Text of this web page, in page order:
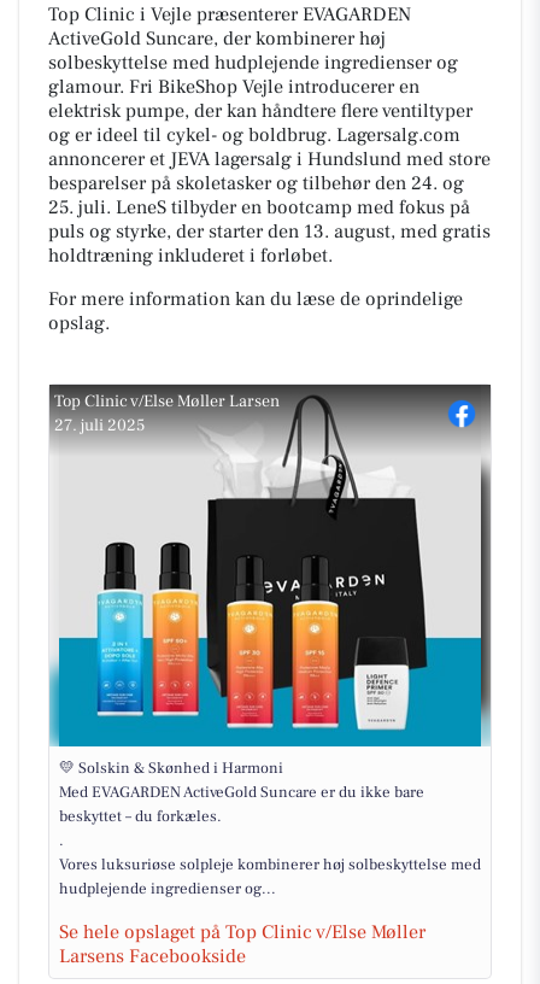
Top Clinic i Vejle præsenterer EVAGARDEN
ActiveGold Suncare, der kombinerer høj
solbeskyttelse med hudplejende ingredienser og
glamour. Fri BikeShop Vejle introducerer en
elektrisk pumpe, der kan håndtere flere ventiltyper
og er ideel til cykel- og boldbrug. Lagersalg.com
annoncerer et JEVA lagersalg i Hundslund med store
besparelser på skoletasker og tilbehør den 24. og
25. juli. LeneS tilbyder en bootcamp med fokus på
puls og styrke, der starter den 13. august, med gratis
holdtræning inkluderet i forløbet.
For mere information kan du læse de oprindelige
opslag.
Top Clinic v/Else Møller Larsen
27. juli 2025
💛 Solskin & Skønhed i Harmoni ⁠
Med EVAGARDEN ActiveGold Suncare er du ikke bare
beskyttet – du forkæles. ⁠
.⁠
Vores luksuriøse solpleje kombinerer høj solbeskyttelse med
hudplejende ingredienser og...
Se hele opslaget på Top Clinic v/Else Møller
Larsens Facebookside